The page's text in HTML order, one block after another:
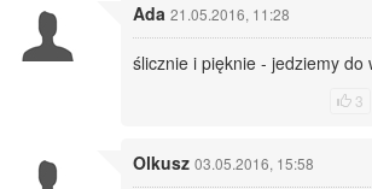
Ada 21.05.2016, 11:28
ślicznie i pięknie - jedziemy do
3
Olkusz 03.05.2016, 15:58